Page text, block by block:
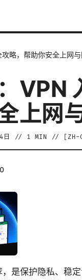
略，帮助你安全上网
VPN
上网
日 // 1 MIN // [ ZH-
是保护隐私、稳